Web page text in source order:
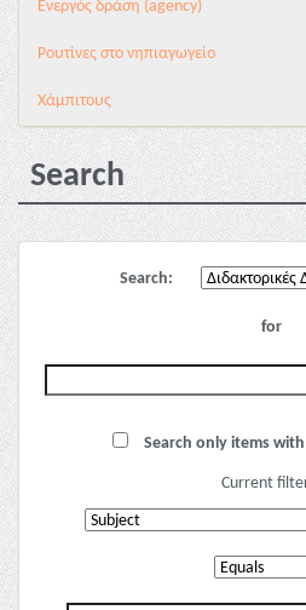
Eνεργός δράση (agency)
Pουτίνες στο νηπιαγωγείο
Χάμπιτους
Search
Search:
for
Search only items
Current